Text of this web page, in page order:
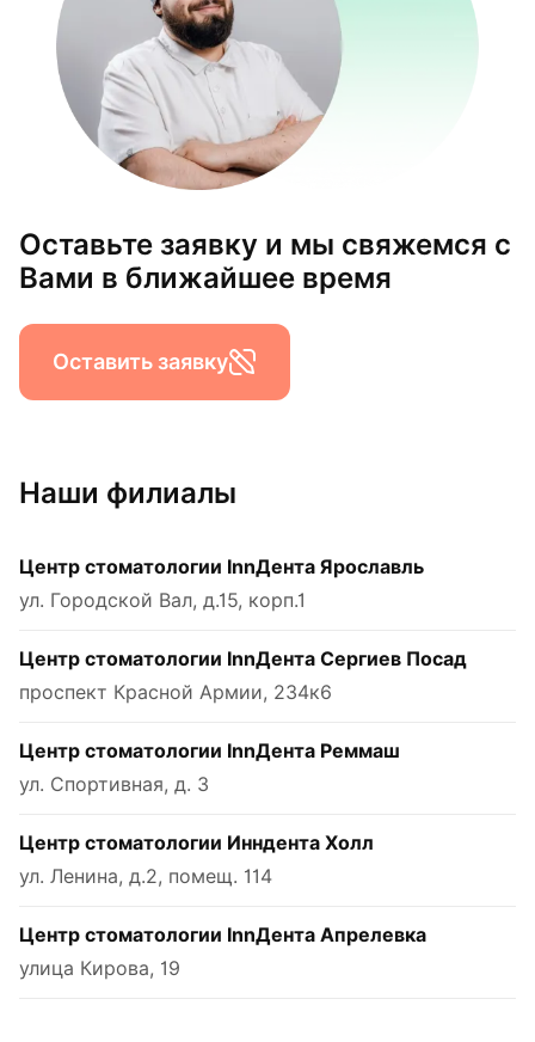
Оставьте заявку и мы свяжемся с
Вами в ближайшее время
Оставить заявку
Наши филиалы
Центр стоматологии InnДента Ярославль
ул. Городской Вал, д.15, корп.1
Центр стоматологии InnДента Сергиев Посад
проспект Красной Армии, 234к6
Центр стоматологии InnДента Реммаш
ул. Спортивная, д. 3
Центр стоматологии Инндента Холл
ул. Ленина, д.2, помещ. 114
Центр стоматологии InnДента Апрелевка
улица Кирова, 19